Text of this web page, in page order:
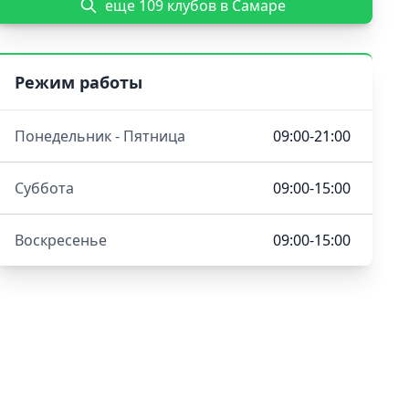
еще 109 клубов в Самаре
Режим работы
Понедельник - Пятница 09:00-21:00
Суббота 09:00-15:00
Воскресенье 09:00-15:00